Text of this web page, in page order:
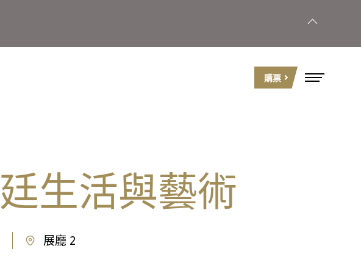
購票
生活與藝術
展廳 2